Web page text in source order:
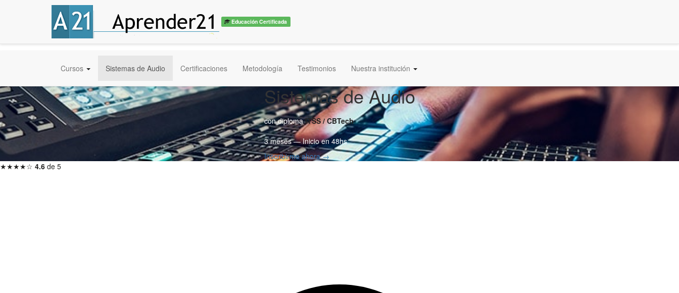
Educación Certificada
Cursos Sistemas de Audio Certificaciones Metodología Testimonios Nuestra institución
Sistemas de Audio
con diplomaITSS / CBTech
3 meses — Inicio en 48hs
Inscribirme ahora →
★★★★☆ 4.6 de 5